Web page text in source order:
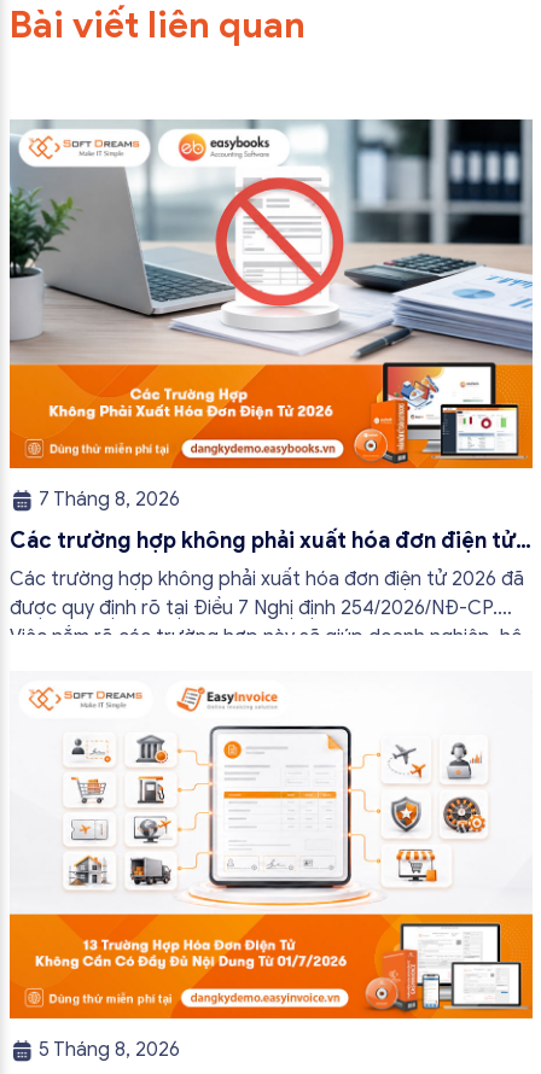
Bài viết liên quan
7 Tháng 8, 2026
Các trường hợp không phải xuất hóa đơn điện tử
2026
Các trường hợp không phải xuất hóa đơn điện tử 2026 đã
được quy định rõ tại Điều 7 Nghị định 254/2026/NĐ-CP.
Việc nắm rõ các trường hợp này sẽ giúp doanh nghiệp, hộ
tránh lập hóa đơn không cần thiết hoặc áp […]
5 Tháng 8, 2026